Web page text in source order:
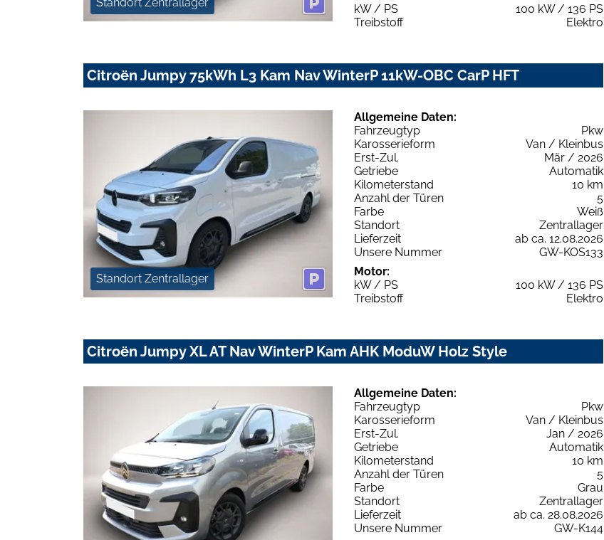
kW / PS
100 kW / 136 PS
Treibstoff
Elektro
Citroën Jumpy 75kWh L3 Kam Nav WinterP 11kW-OBC CarP HFT
Standort Zentrallager
Allgemeine Daten:
Fahrzeugtyp
Pkw
Karosserieform
Van / Kleinbus
Erst-Zul.
Mär / 2026
Getriebe
Automatik
Kilometerstand
10 km
Anzahl der Türen
5
Farbe
Weiß
Standort
Zentrallager
Lieferzeit
ab ca. 12.08.2026
Unsere Nummer
GW-KOS133
Motor:
kW / PS
100 kW / 136 PS
Treibstoff
Elektro
Citroën Jumpy XL AT Nav WinterP Kam AHK ModuW Holz Style
Allgemeine Daten:
Fahrzeugtyp
Pkw
Karosserieform
Van / Kleinbus
Erst-Zul.
Jan / 2026
Getriebe
Automatik
Kilometerstand
10 km
Anzahl der Türen
5
Farbe
Grau
Standort
Zentrallager
Lieferzeit
ab ca. 28.08.2026
Unsere Nummer
GW-K144